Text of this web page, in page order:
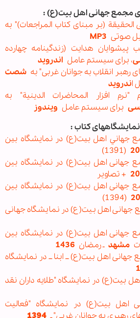
مجمع جهانی اهل بیت(ع) :
الحقیقة (بر مبنای کتاب المراجعات)" به
صوتی MP3
پیشوایان هدایت (زندگینامه چهارده
، برای سیستم عامل اندروید
رهبر انقلاب به جوانان غربی" به شصت
اندروید
افزار المحاضرات الدینیة" به
برای سیستم عامل ویندوز
کتاب :
جهاني اهل ‏بيت(ع) در نمايشگاه بين
(1391)
جهانی اهل بیت(ع) در نمایشگاه بین
+ تصاویر
جهانی اهل بیت(ع) در نمایشگاه بین
(1394)
جهانی اهل بیت(ع) در نمایشگاه جهانی
جهانی اهل‌ بیت(ع) در نمایشگاه بین
مشهد ـ رمضان 1436
اهل بیت(ع) ــ ابنا ــ در نمایشگاه
بیت(ع) در نمایشگاه "طلایه داران نقد
اهل بیت(ع) در نمایشگاه "فعالیت